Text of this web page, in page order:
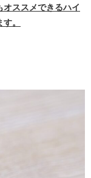
ススメできるハイ
。